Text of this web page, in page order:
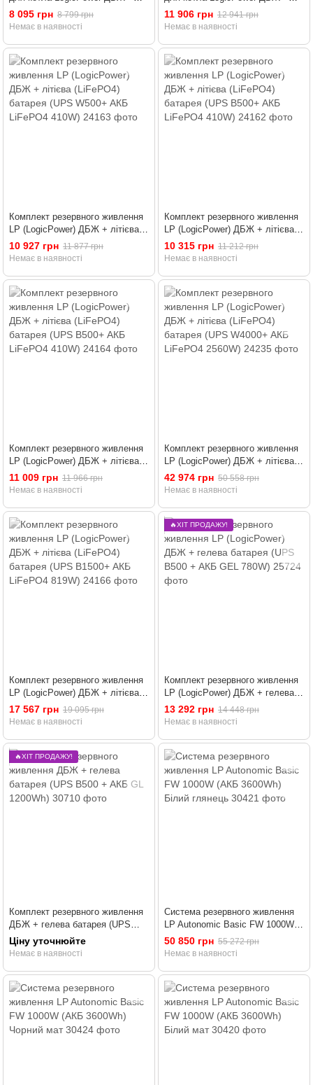
мультигелева батарея (UPS
500+ АКБ MG 780W)
8 095 грн 8 799 грн
Немає в наявності
мультигелева батарея (UPS
500+ АКБ MG 1800W)
11 906 грн 12 941 грн
Немає в наявності
Комплект резервного живлення
LP (LogicPower) ДБЖ + літієва
(LiFePO4) батарея (UPS W500+
АКБ LiFePO4 410W)
10 927 грн 11 877 грн
Немає в наявності
Комплект резервного живлення
LP (LogicPower) ДБЖ + літієва
(LiFePO4) батарея (UPS В500+
АКБ LiFePO4 410W)
10 315 грн 11 212 грн
Немає в наявності
Комплект резервного живлення
LP (LogicPower) ДБЖ + літієва
(LiFePO4) батарея (UPS В500+
АКБ LiFePO4 410W)
11 009 грн 11 966 грн
Немає в наявності
Комплект резервного живлення
LP (LogicPower) ДБЖ + літієва
(LiFePO4) батарея (UPS W4000+
АКБ LiFePO4 2560W)
42 974 грн 50 558 грн
Немає в наявності
Комплект резервного живлення
LP (LogicPower) ДБЖ + літієва
(LiFePO4) батарея (UPS B1500+
АКБ LiFePO4 819W)
17 567 грн 19 095 грн
Немає в наявності
🔥ХІТ ПРОДАЖУ!
Комплект резервного живлення
LP (LogicPower) ДБЖ + гелева
батарея (UPS B500 + АКБ GEL
780W)
13 292 грн 14 448 грн
Немає в наявності
🔥ХІТ ПРОДАЖУ!
Комплект резервного живлення
ДБЖ + гелева батарея (UPS
B500 + АКБ GL 1200Wh)
Ціну уточнюйте
Немає в наявності
Система резервного живлення
LP Autonomic Basic FW 1000W
(АКБ 3600Wh) Білий глянець
50 850 грн 55 272 грн
Немає в наявності